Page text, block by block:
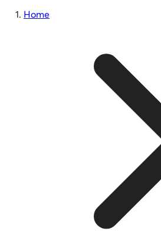
Home